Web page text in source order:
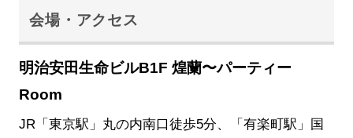
会場・アクセス
明治安田生命ビルB1F 煌蘭〜パーティー
Room
JR「東京駅」丸の内南口徒歩5分、「有楽町駅」国